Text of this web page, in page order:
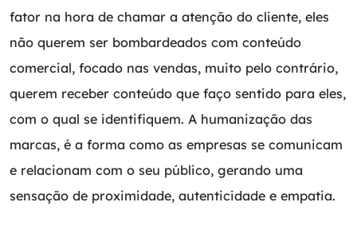
fator na hora de chamar a atenção do cliente, eles
não querem ser bombardeados com conteúdo
comercial, focado nas vendas, muito pelo contrário,
querem receber conteúdo que faço sentido para eles,
com o qual se identifiquem. A humanização das
marcas, é a forma como as empresas se comunicam
e relacionam com o seu público, gerando uma
sensação de proximidade, autenticidade e empatia.